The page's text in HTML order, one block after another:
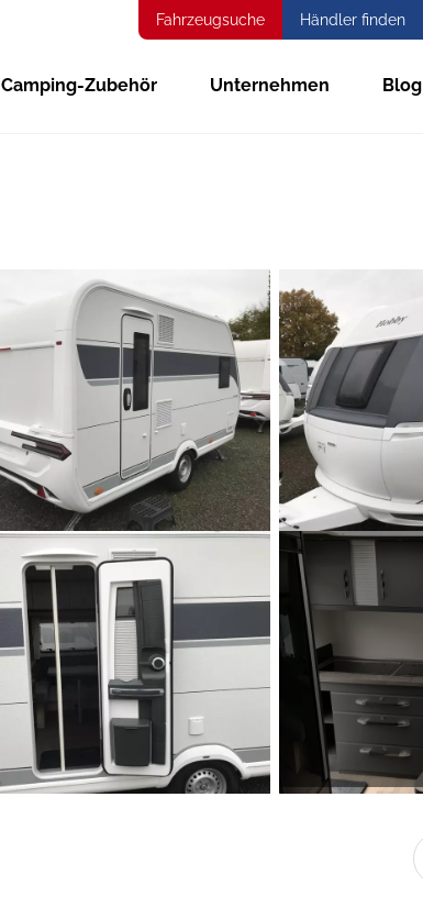
Fahrzeugsuche Händler finden
Camping-Zubehör Unternehmen Blog